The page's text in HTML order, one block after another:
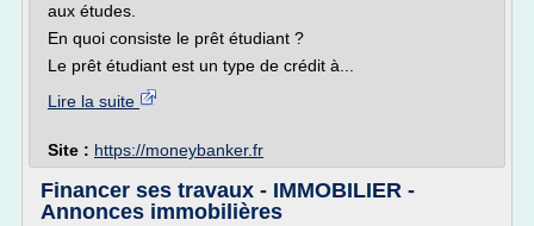
aux études.
En quoi consiste le prêt étudiant ?
Le prêt étudiant est un type de crédit à...
Lire la suite
Site : https://moneybanker.fr
Financer ses travaux - IMMOBILIER -
Annonces immobilières